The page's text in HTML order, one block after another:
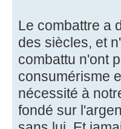
Le combattre a
des siècles, et
combattu n'ont
consumérisme
nécessité à
fondé sur